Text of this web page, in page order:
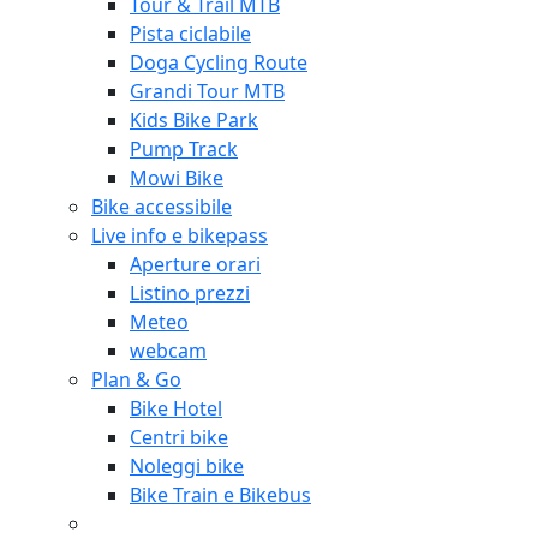
Pista ciclabile
Doga Cycling Route
Grandi Tour MTB
Kids Bike Park
Pump Track
Mowi Bike
Bike accessibile
Live info e bikepass
Aperture orari
Listino prezzi
Meteo
webcam
Plan & Go
Bike Hotel
Centri bike
Noleggi bike
Bike Train e Bikebus